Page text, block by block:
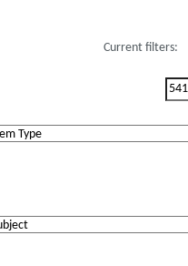
Current filters: